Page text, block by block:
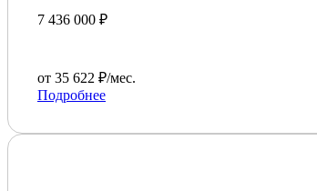
7 436 000 ₽
от 35 622 ₽/мес.
Подробнее